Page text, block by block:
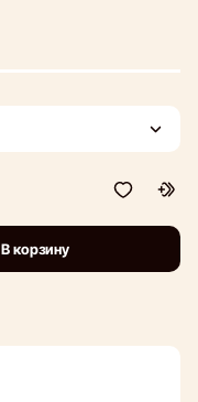
В корзину